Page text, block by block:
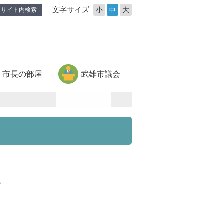
サイト内検索 文字サイズ 小 中 大
市長の部屋 武雄市議会